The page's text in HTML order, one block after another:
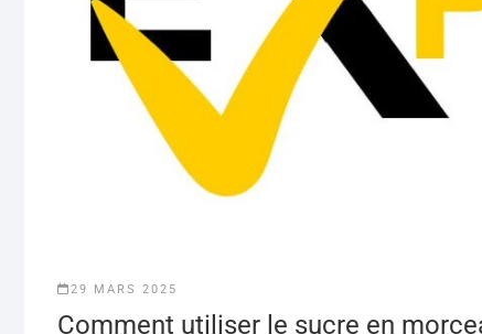
29 MARS 2025
Comment utiliser le sucre en